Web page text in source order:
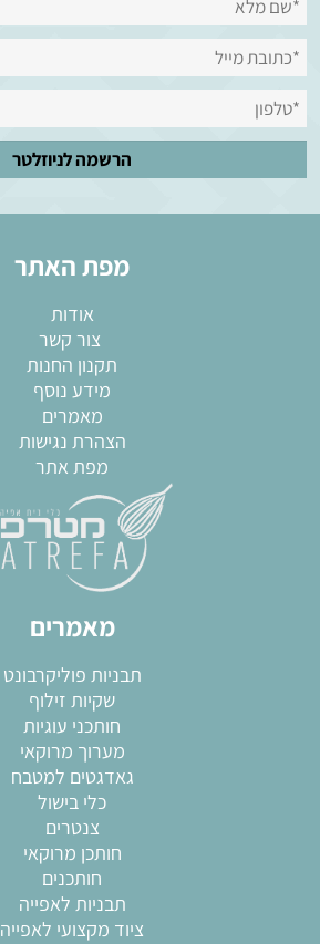
מפת האתר
אודות
צור קשר
תקנון החנות
מידע נוסף
מאמרים
הצהרת נגישות
מפת אתר
מאמרים
תבניות פוליקרבונט
שקיות זילוף
חותכני עוגיות
מערוך מרוקאי
גאדגטים למטבח
כלי בישול
צנטרים
חותכן מרוקאי
חותכנים
תבניות לאפייה
ציוד מקצועי לאפייה